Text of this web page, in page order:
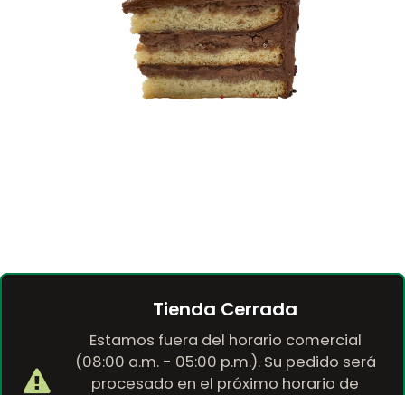
Tienda Cerrada
Estamos fuera del horario comercial
(08:00 a.m. - 05:00 p.m.). Su pedido será
procesado en el próximo horario de